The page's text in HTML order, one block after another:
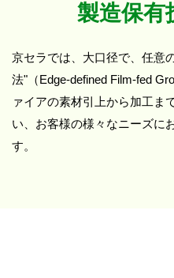
製造保有
京セラでは、大口径で、任意
法"（Edge-defined Film-fed
ァイアの素材引上から加工ま
い、お客様の様々なニーズに
す。